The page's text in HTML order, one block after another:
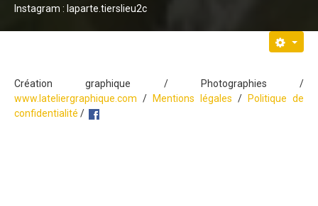
nstagram : laparte.tierslieu2c
Création graphique / Photographies /
www.lateliergraphique.com / Mentions légales /
Politique de
confidentialité /